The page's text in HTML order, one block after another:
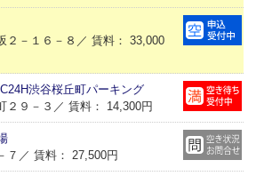
２－１６－８／ 賃料： 33,000
渋谷桜丘町パーキング
２９－３／ 賃料： 14,300円
７／ 賃料： 27,500円